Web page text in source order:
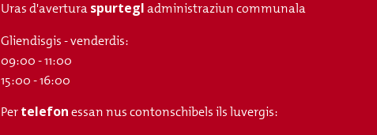
Uras d'averturaspurtegladministraziun communala
Gliendisgis - venderdis:
09:00 - 11:00
15:00 - 16:00
Pertelefonessan nus contonschibels ils luvergis: